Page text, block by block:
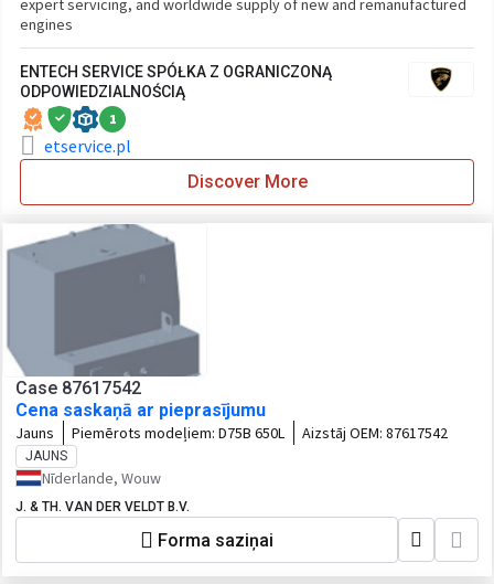
expert servicing, and worldwide supply of new and remanufactured
engines
ENTECH SERVICE SPÓŁKA Z OGRANICZONĄ
ODPOWIEDZIALNOŚCIĄ
1
etservice.pl
Discover More
Case 87617542
Cena saskaņā ar pieprasījumu
Jauns Piemērots modeļiem: D75B 650L Aizstāj OEM: 87617542
JAUNS
Nīderlande, Wouw
J. & TH. VAN DER VELDT B.V.
Forma saziņai